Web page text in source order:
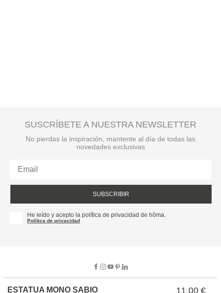
ESTATUA MONO SABIO 11,00 €
SUSCRÍBETE A NUESTRA NEWSLETTER
No pierdas la inspiración, mantente al día de todas las
novedades exclusivas
SUBSCRIBIR
He leído y acepto la política de privacidad de hôma.
Política de privacidad